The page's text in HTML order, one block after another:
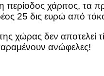
η περίοδος χάριτος,
25 δις ευρώ από
χώρας δεν
ανώφελες!